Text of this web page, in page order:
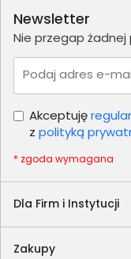
Dla Firm i Instytucji
Zakupy
Newsletter
Nie przegap żadnej
Podaj adres e-
Akceptuję
z polityką
* zgoda wymagana